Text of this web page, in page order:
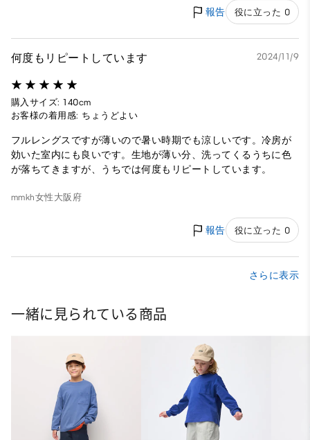
報告 役に立った 0
何度もリピートしています 2024/11/9
購入サイズ: 140cm
お客様の着用感: ちょうどよい
フルレングスですが薄いので暑い時期でも涼しいです。冷房が
効いた室内にも良いです。生地が薄い分、洗ってくるうちに色
が落ちてきますが、うちでは何度もリピートしています。
mmkh女性 大阪府
報告 役に立った 0
さらに表示
一緒に見られている商品